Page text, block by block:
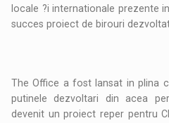
locale ?i internationale prezente
succes proiect de birouri
The Office a fost lansat in plina
putinele dezvoltari din acea
devenit un proiect reper pentru